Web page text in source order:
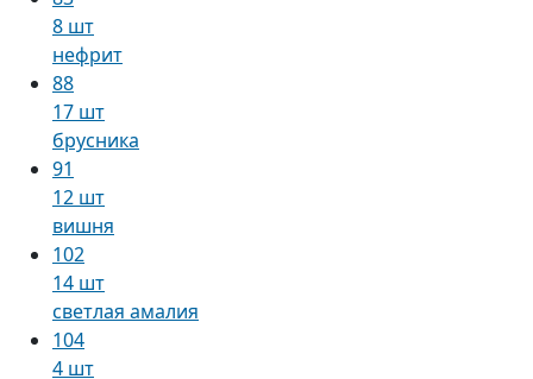
8 шт
нефрит
88
17 шт
брусника
91
12 шт
вишня
102
14 шт
светлая амалия
104
4 шт